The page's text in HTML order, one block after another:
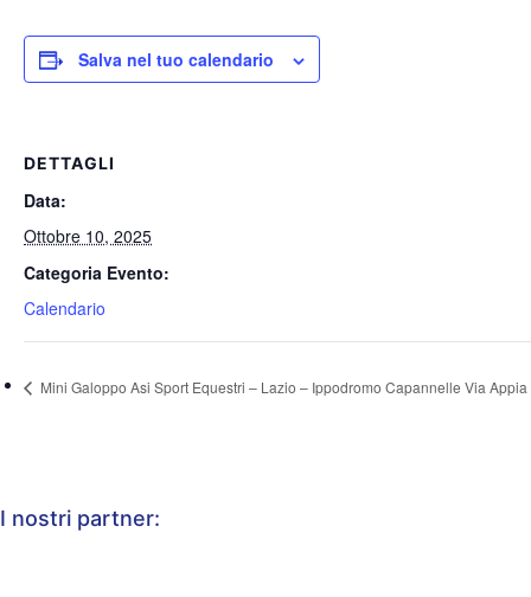
Salva nel tuo calendario
DETTAGLI
Data:
Ottobre 10, 2025
Categoria Evento:
Calendario
Mini Galoppo Asi Sport Equestri – Lazio – Ippodromo Capannelle Via
I nostri partner: